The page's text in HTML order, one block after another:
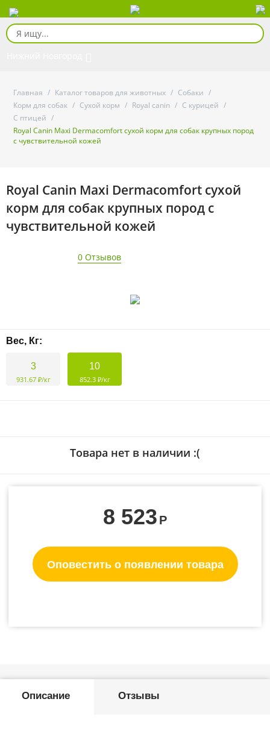
Главная / Каталог товаров для животных / Собаки /
Корм для собак / Сухой корм / Royal canin / С курицей /
С птицей /
Royal Canin Maxi Dermacomfort сухой корм для собак крупных пород
с чувствительной кожей
Royal Canin Maxi Dermacomfort сухой
корм для собак крупных пород с
чувствительной кожей
0 Отзывов
Вес, Кг:
3
931.67 ₽/кг
10
852.3 ₽/кг
Товара нет в наличии :(
8 523 Р
Оповестить о появлении товара
Описание Отзывы